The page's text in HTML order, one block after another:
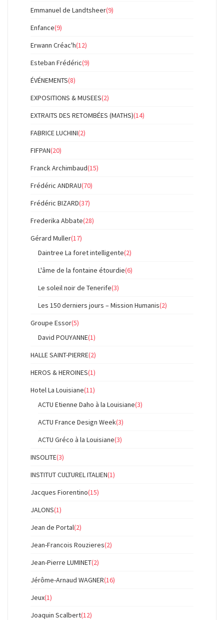
Emmanuel de Landtsheer(9)
Enfance(9)
Erwann Créac'h(12)
Esteban Frédéric(9)
ÉVÉNEMENTS(8)
EXPOSITIONS & MUSEES(2)
EXTRAITS DES RETOMBÉES (MATHS)(14)
FABRICE LUCHINI(2)
FIFPAN(20)
Franck Archimbaud(15)
Frédéric ANDRAU(70)
Frédéric BIZARD(37)
Frederika Abbate(28)
Gérard Muller(17)
Daintree La foret intelligente(2)
L'âme de la fontaine étourdie(6)
Le soleil noir de Tenerife(3)
Les 150 derniers jours – Mission Humanis(2)
Groupe Essor(5)
David POUYANNE(1)
HALLE SAINT-PIERRE(2)
HEROS & HEROINES(1)
Hotel La Louisiane(11)
ACTU Etienne Daho à la Louisiane(3)
ACTU France Design Week(3)
ACTU Gréco à la Louisiane(3)
INSOLITE(3)
INSTITUT CULTUREL ITALIEN(1)
Jacques Fiorentino(15)
JALONS(1)
Jean de Portal(2)
Jean-Francois Rouzieres(2)
Jean-Pierre LUMINET(2)
Jérôme-Arnaud WAGNER(16)
Jeux(1)
Joaquin Scalbert(12)